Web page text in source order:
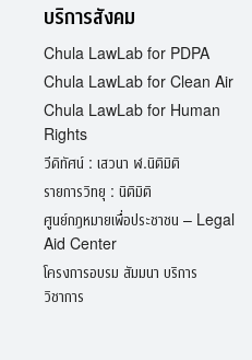
บริการสังคม
Chula LawLab for PDPA
Chula LawLab for Clean Air
Chula LawLab for Human
Rights
วีดิทัศน์ : เสวนา ฬ.นิติมิติ
รายการวิทยุ : นิติมิติ
ศูนย์กฎหมายเพื่อประชาชน – Legal
Aid Center
โครงการอบรม สัมมนา บริการ
วิชาการ